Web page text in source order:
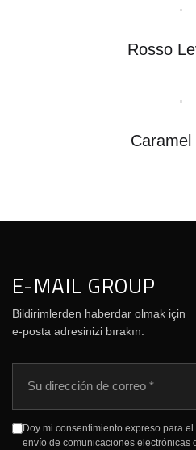
Rosso
Caramel
E-MAIL GROUP
Bildirimlerden haberdar olmak için
e-posta adresinizi bırakın.
r
Doy mi consentimiento expreso para
envío de comunicaciones electrónicas